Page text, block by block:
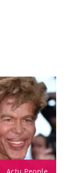
Actu People